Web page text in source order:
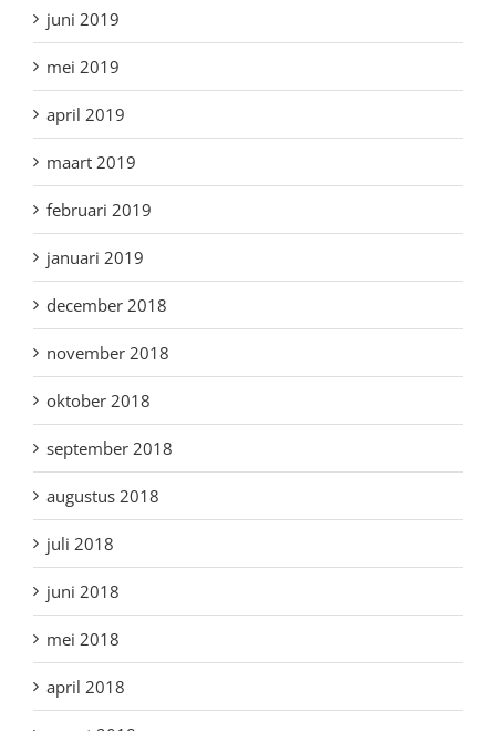
juni 2019
mei 2019
april 2019
maart 2019
februari 2019
januari 2019
december 2018
november 2018
oktober 2018
september 2018
augustus 2018
juli 2018
juni 2018
mei 2018
april 2018